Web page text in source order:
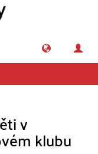
v
klubu